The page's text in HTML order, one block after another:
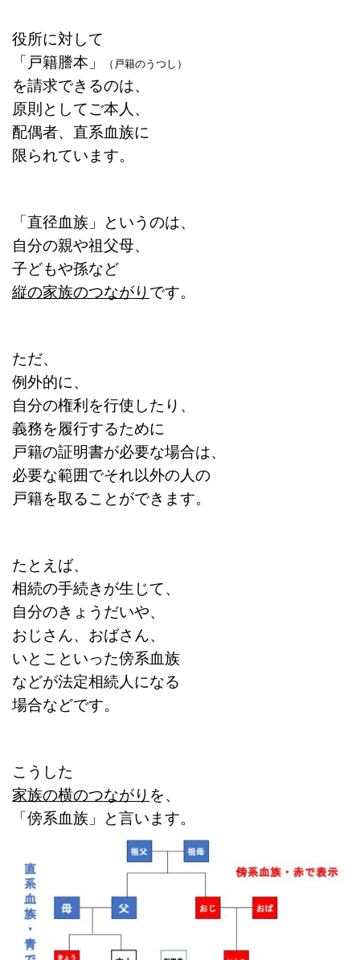
役所に対して
「戸籍謄本」
（戸籍のうつし）
を請求できるのは、
原則としてご本人、
配偶者、直系血族に
限られています。
「直径血族」というのは、
自分の親や祖父母、
子どもや孫など
縦の家族のつながりです。
ただ、
例外的に、
自分の権利を行使したり、
義務を履行するために
戸籍の証明書が必要な場合は、
必要な範囲でそれ以外の人の
戸籍を取ることができます。
たとえば、
相続の手続きが生じて、
自分のきょうだいや、
おじさん、おばさん、
いとこといった傍系血族
などが法定相続人になる
場合などです。
こうした
家族の横のつながり を、
「傍系血族」と言います。